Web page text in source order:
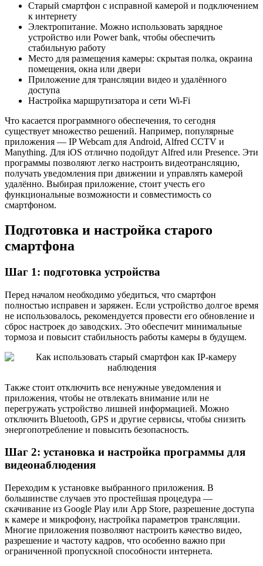
Старый смартфон с исправной камерой и подключением
к интернету
Электропитание. Можно использовать зарядное
устройство или Power bank, чтобы обеспечить
стабильную работу
Место для размещения камеры: скрытая полка, окраина
помещения, окна или двери
Приложение для трансляции видео и удалённого
доступа
Настройка маршрутизатора и сети Wi-Fi
Что касается программного обеспечения, то сегодня
существует множество решений. Например, популярные
приложения — IP Webcam для Android, Alfred CCTV и
Manything. Для iOS отлично подойдут Alfred или Presence. Эти
программы позволяют легко настроить видеотрансляцию,
получать уведомления при движении и управлять камерой
удалённо. Выбирая приложение, стоит учесть его
функциональные возможности и совместимость со
смартфоном.
Подготовка и настройка старого
смартфона
Шаг 1: подготовка устройства
Перед началом необходимо убедиться, что смартфон
полностью исправен и заряжен. Если устройство долгое время
не использовалось, рекомендуется провести его обновление и
сброс настроек до заводских. Это обеспечит минимальные
тормоза и повысит стабильность работы камеры в будущем.
Также стоит отключить все ненужные уведомления и
приложения, чтобы не отвлекать внимание или не
перегружать устройство лишней информацией. Можно
отключить Bluetooth, GPS и другие сервисы, чтобы снизить
энергопотребление и повысить безопасность.
Шаг 2: установка и настройка программы для
видеонаблюдения
Переходим к установке выбранного приложения. В
большинстве случаев это простейшая процедура —
скачивание из Google Play или App Store, разрешение доступа
к камере и микрофону, настройка параметров трансляции.
Многие приложения позволяют настроить качество видео,
разрешение и частоту кадров, что особенно важно при
ограниченной пропускной способности интернета.